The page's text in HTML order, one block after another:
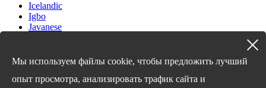
Icelandic
Igbo
Javanese
Khmer
Kyrgyz
Мы используем файлы cookie, чтобы предложить лучший
опыт просмотра, анализировать трафик сайта и